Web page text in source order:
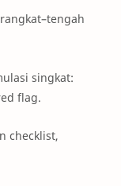
singkat:
flag.
checklist,